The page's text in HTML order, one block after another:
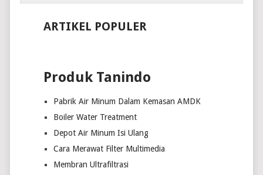
ARTIKEL POPULER
Produk Tanindo
Pabrik Air Minum Dalam Kemasan AMDK
Boiler Water Treatment
Depot Air Minum Isi Ulang
Cara Merawat Filter Multimedia
Membran Ultrafiltrasi